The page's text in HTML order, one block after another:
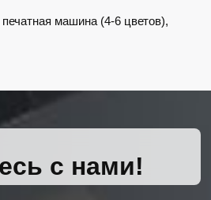
машина (4-6 цветов),
с нами!